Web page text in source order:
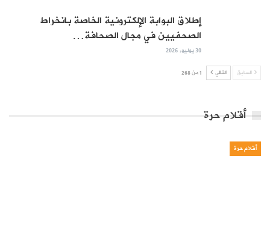
إطلاق البوابة الإلكترونية الخاصة بانخراط
الصحفيين في مجال الصحافة…
30 يوليو, 2026
السابق التالي 1 من 268
أقلام حرة
أقلام حرة